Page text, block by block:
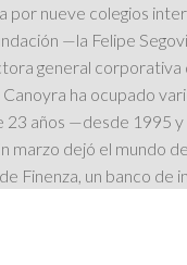
por nueve colegios
—la Felipe
general corporativa
ha ocupado
años —desde 1995
marzo dejó el mundo
Finenza, un banco de